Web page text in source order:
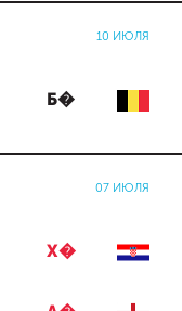
10 ИЮЛЯ
Б�
07 ИЮЛЯ
Х�